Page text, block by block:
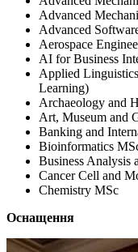
Advanced
Advanced
Aerospace
AI for Business
Applied
Learning)
Archaeology and
Art, Museum and
Banking and
Bioinformatics
Business Analysis
Cancer Cell and
Chemistry MSc
Оснащення